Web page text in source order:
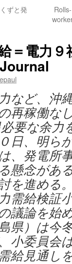
ずと発
＝電力
など、沖
再稼働な
要な余力
日、明ら
、発電所
懸念があ
を進め
需給検証
議論を始
県）は今
小委員会
給見通し